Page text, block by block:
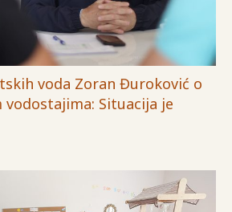
voda Zoran Đuroković o
Situacija je